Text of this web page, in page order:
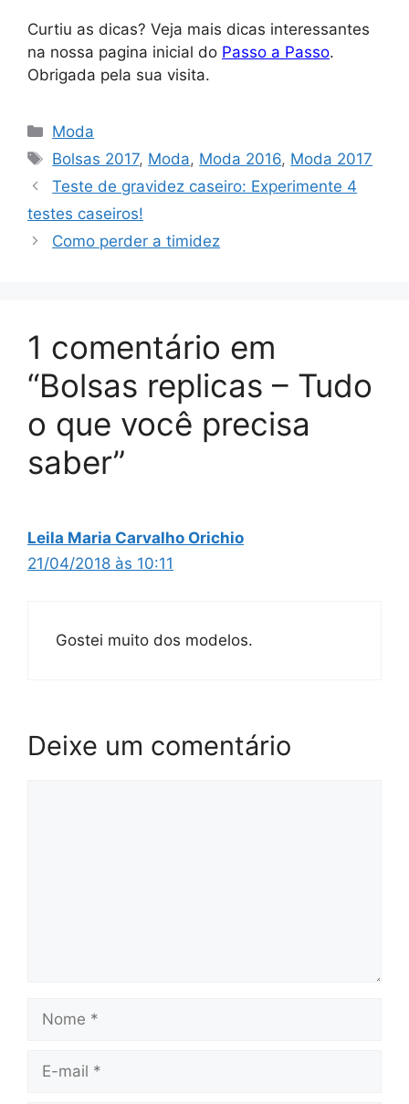
Curtiu as dicas? Veja mais dicas interessantes
na nossa pagina inicial do Passo a Passo.
Obrigada pela sua visita.
Categorias
Moda
Tags
Bolsas 2017, Moda, Moda 2016, Moda 2017
Teste de gravidez caseiro: Experimente 4
testes caseiros!
Como perder a timidez
1 comentário em
“Bolsas replicas – Tudo
o que você precisa
saber”
Leila Maria Carvalho Orichio
21/04/2018 às 10:11
Gostei muito dos modelos.
Deixe um comentário
Nome